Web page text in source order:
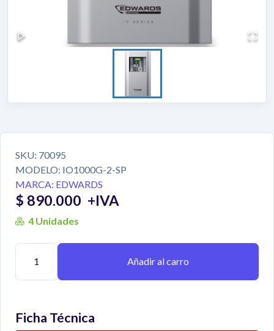
SKU: 70095
MODELO: IO1000G-2-SP
MARCA: EDWARDS
$ 890.000 +IVA
4 Unidades
Añadir al carro
Ficha Técnica